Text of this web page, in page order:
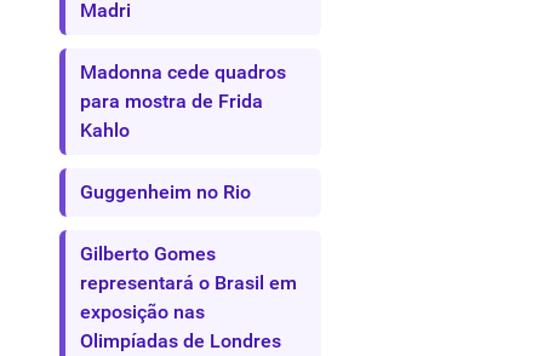
Madri
Madonna cede quadros
para mostra de Frida
Kahlo
Guggenheim no Rio
Gilberto Gomes
representará o Brasil em
exposição nas
Olimpíadas de Londres